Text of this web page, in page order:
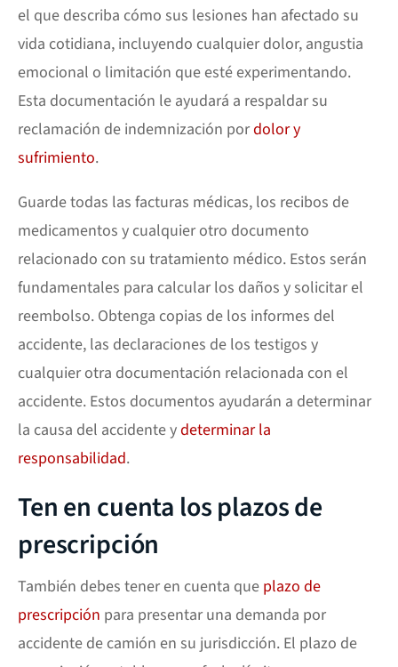
el que describa cómo sus lesiones han afectado su
vida cotidiana, incluyendo cualquier dolor, angustia
emocional o limitación que esté experimentando.
Esta documentación le ayudará a respaldar su
reclamación de indemnización pordolor y
sufrimiento.
Guarde todas las facturas médicas, los recibos de
medicamentos y cualquier otro documento
relacionado con su tratamiento médico. Estos serán
fundamentales para calcular los daños y solicitar el
reembolso. Obtenga copias de los informes del
accidente, las declaraciones de los testigos y
cualquier otra documentación relacionada con el
accidente. Estos documentos ayudarán a determinar
la causa del accidente ydeterminar la
responsabilidad.
Ten en cuenta los plazos de
prescripción
También debes tener en cuenta que plazo de
prescripción para presentar una demanda por
accidente de camión en su jurisdicción. El plazo de